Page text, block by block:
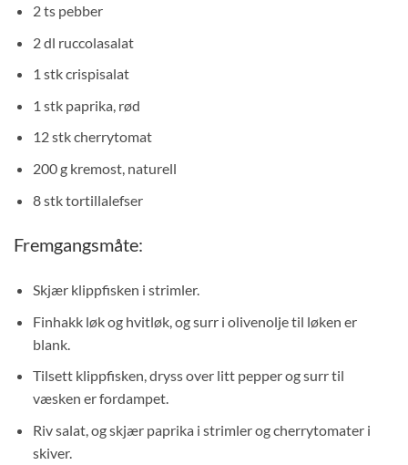
2 ts pebber
2 dl ruccolasalat
1 stk crispisalat
1 stk paprika, rød
12 stk cherrytomat
200 g kremost, naturell
8 stk tortillalefser
Fremgangsmåte:
Skjær klippfisken i strimler.
Finhakk løk og hvitløk, og surr i olivenolje til løken er
blank.
Tilsett klippfisken, dryss over litt pepper og surr til
væsken er fordampet.
Riv salat, og skjær paprika i strimler og cherrytomater i
skiver.